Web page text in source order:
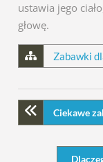
ustawia jego
głowę.
Zabawki
Ciekawe